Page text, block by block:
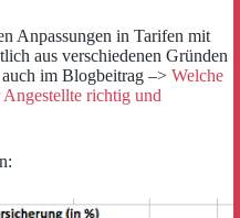
Anpassungen in Tarifen mit
aus verschiedenen Gründen
im Blogbeitrag –> Welche
richtig und